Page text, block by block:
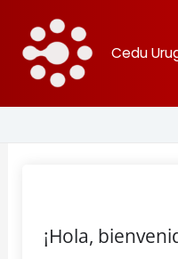
contenido
Cedu
¡Hola,